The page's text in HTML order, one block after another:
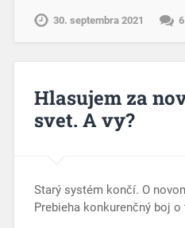
30. septembra 2021 6
Hlasujem za
svet. A vy?
Starý systém končí. O
Prebieha konkurenčný boj